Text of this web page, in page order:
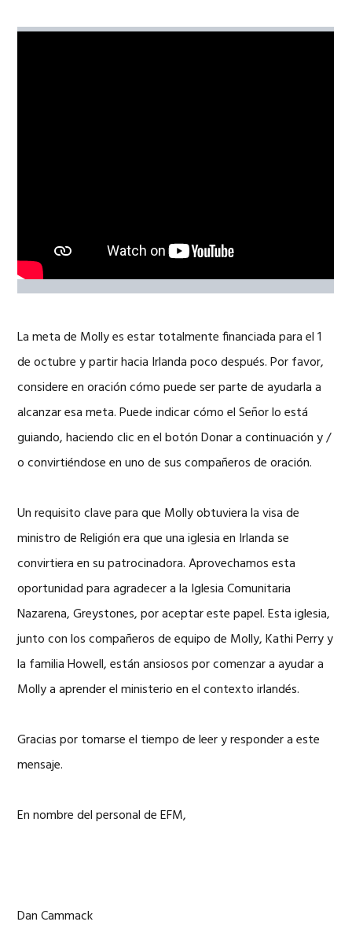
La meta de Molly es estar totalmente financiada para el 1
de octubre y partir hacia Irlanda poco después. Por favor,
considere en oración cómo puede ser parte de ayudarla a
alcanzar esa meta. Puede indicar cómo el Señor lo está
guiando, haciendo clic en el botón Donar a continuación y /
o convirtiéndose en uno de sus compañeros de oración.
Un requisito clave para que Molly obtuviera la visa de
ministro de Religión era que una iglesia en Irlanda se
convirtiera en su patrocinadora. Aprovechamos esta
oportunidad para agradecer a la Iglesia Comunitaria
Nazarena, Greystones, por aceptar este papel. Esta iglesia,
junto con los compañeros de equipo de Molly, Kathi Perry y
la familia Howell, están ansiosos por comenzar a ayudar a
Molly a aprender el ministerio en el contexto irlandés.
Gracias por tomarse el tiempo de leer y responder a este
mensaje.
En nombre del personal de EFM,
Dan Cammack